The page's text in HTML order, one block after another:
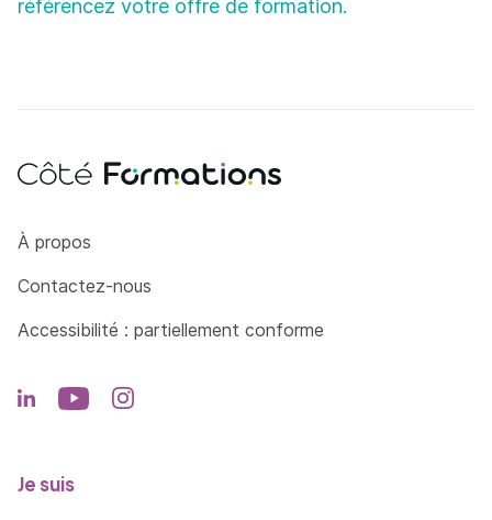
référencez votre offre de formation.
Côté Formations
À propos
Contactez-nous
Accessibilité : partiellement conforme
Je suis